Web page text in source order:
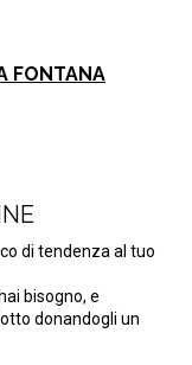
FONTANA
di tendenza al tuo
bisogno, e
donandogli un